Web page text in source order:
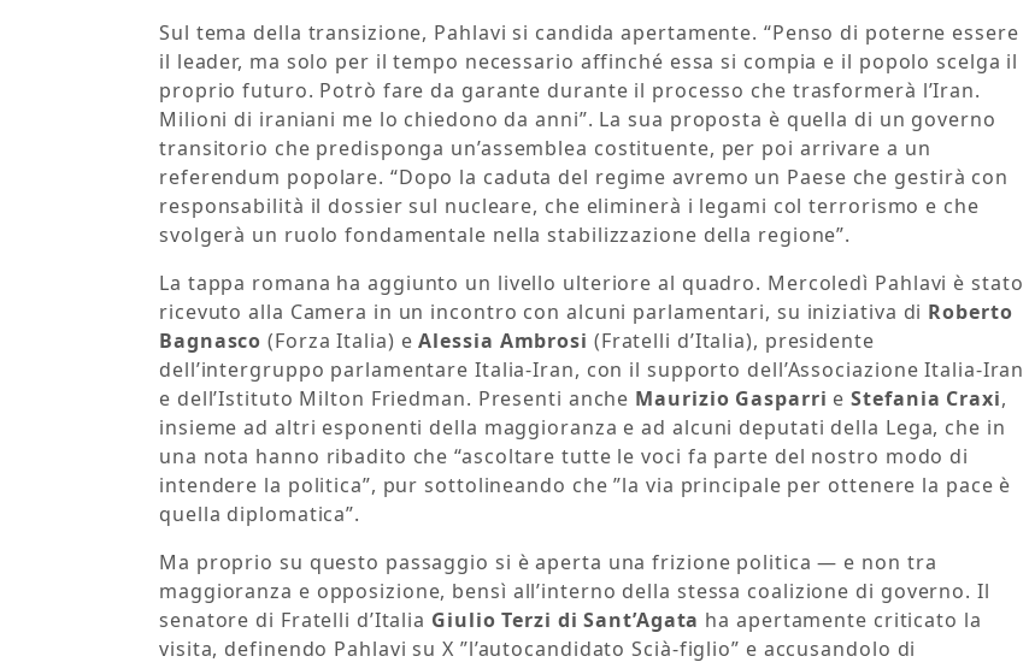
Sul tema della transizione, Pahlavi si candida apertamente. “Penso di poterne essere
il leader, ma solo per il tempo necessario affinché essa si compia e il popolo scelga il
proprio futuro. Potrò fare da garante durante il processo che trasformerà l’Iran.
Milioni di iraniani me lo chiedono da anni”. La sua proposta è quella di un governo
transitorio che predisponga un’assemblea costituente, per poi arrivare a un
referendum popolare. “Dopo la caduta del regime avremo un Paese che gestirà con
responsabilità il dossier sul nucleare, che eliminerà i legami col terrorismo e che
svolgerà un ruolo fondamentale nella stabilizzazione della regione”.
La tappa romana ha aggiunto un livello ulteriore al quadro. Mercoledì Pahlavi è stato
ricevuto alla Camera in un incontro con alcuni parlamentari, su iniziativa di Roberto
Bagnasco (Forza Italia) eAlessia Ambrosi (Fratelli d’Italia), presidente
dell’intergruppo parlamentare Italia-Iran, con il supporto dell’Associazione Italia-Iran
e dell’Istituto Milton Friedman. Presenti anche Maurizio Gasparri eStefania Craxi,
insieme ad altri esponenti della maggioranza e ad alcuni deputati della Lega, che in
una nota hanno ribadito che “ascoltare tutte le voci fa parte del nostro modo di
intendere la politica”, pur sottolineando che ”la via principale per ottenere la pace è
quella diplomatica”.
Ma proprio su questo passaggio si è aperta una frizione politica — e non tra
maggioranza e opposizione, bensì all’interno della stessa coalizione di governo. Il
senatore di Fratelli d’Italia Giulio Terzi di Sant’Agata ha apertamente criticato la
visita, definendo Pahlavi su X ”l’autocandidato Scià-figlio” e accusandolo di